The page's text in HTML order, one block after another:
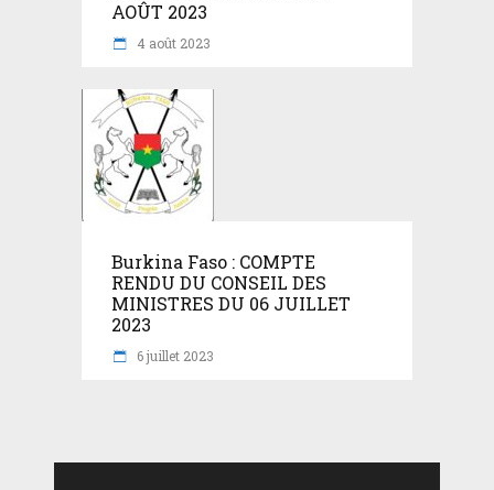
AOÛT 2023
4 août 2023
Burkina Faso : COMPTE
RENDU DU CONSEIL DES
MINISTRES DU 06 JUILLET
2023
6 juillet 2023